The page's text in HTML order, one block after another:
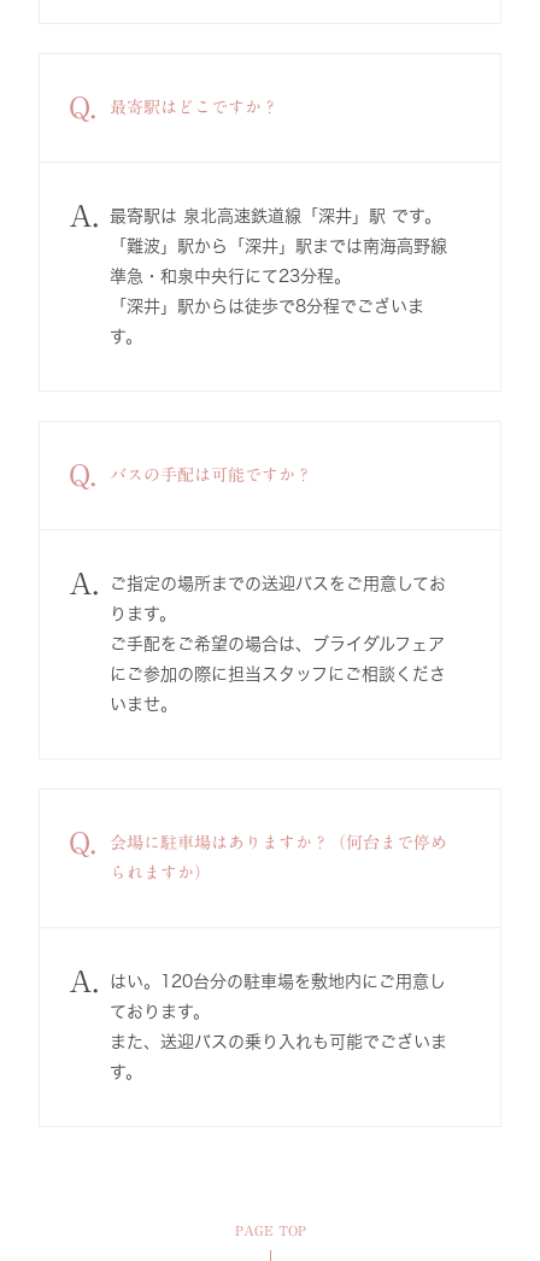
Q. 最寄駅はどこですか？
A.
最寄駅は 泉北高速鉄道線「深井」駅 です。
「難波」駅から「深井」駅までは南海高野線
準急・和泉中央行にて23分程。
「深井」駅からは徒歩で8分程でございま
す。
Q. バスの手配は可能ですか？
A.
ご指定の場所までの送迎バスをご用意してお
ります。
ご手配をご希望の場合は、ブライダルフェア
にご参加の際に担当スタッフにご相談くださ
いませ。
Q.
会場に駐車場はありますか？（何台まで停め
られますか）
A.
はい。120台分の駐車場を敷地内にご用意し
ております。
また、送迎バスの乗り入れも可能でございま
す。
PAGE TOP